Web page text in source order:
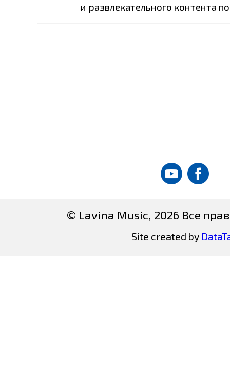
и развлекательного контента
© Lavina Music, 2026 Все
Site created by